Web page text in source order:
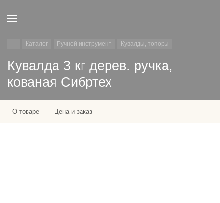
Каталог Ручной инструмент Кувалды, топоры
Кувалда 3 кг дерев. ручка,
кованая Сибртех
О товаре Цена и заказ